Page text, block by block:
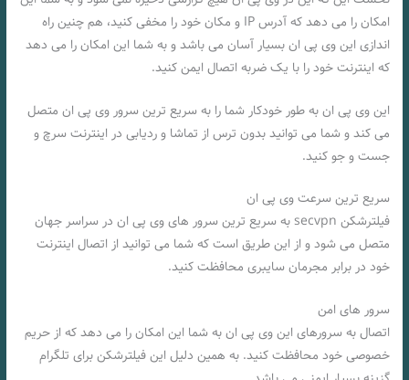
امکان را می دهد که آدرس IP و مکان خود را مخفی کنید، هم چنین راه
اندازی این وی پی ان بسیار آسان می باشد و به شما این امکان را می دهد
که اینترنت خود را با یک ضربه اتصال ایمن کنید.
این وی پی ان به طور خودکار شما را به سریع ترین سرور وی پی ان متصل
می کند و شما می توانید بدون ترس از تماشا و ردیابی در اینترنت سرچ و
جست و جو کنید.
سریع ترین سرعت وی پی ان
فیلترشکن secvpn به سریع ترین سرور های وی پی ان در سراسر جهان
متصل می شود و از این طریق است که شما می توانید از اتصال اینترنت
خود در برابر مجرمان سایبری محافظت کنید.
سرور های امن
اتصال به سرورهای این وی پی ان به شما این امکان را می دهد که از حریم
خصوصی خود محافظت کنید. به همین دلیل این فیلترشکن برای تلگرام